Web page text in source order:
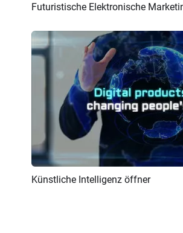
Vorschau KI
Futuristische Elektronische
Vorschau
Künstliche Intelligenz öffner